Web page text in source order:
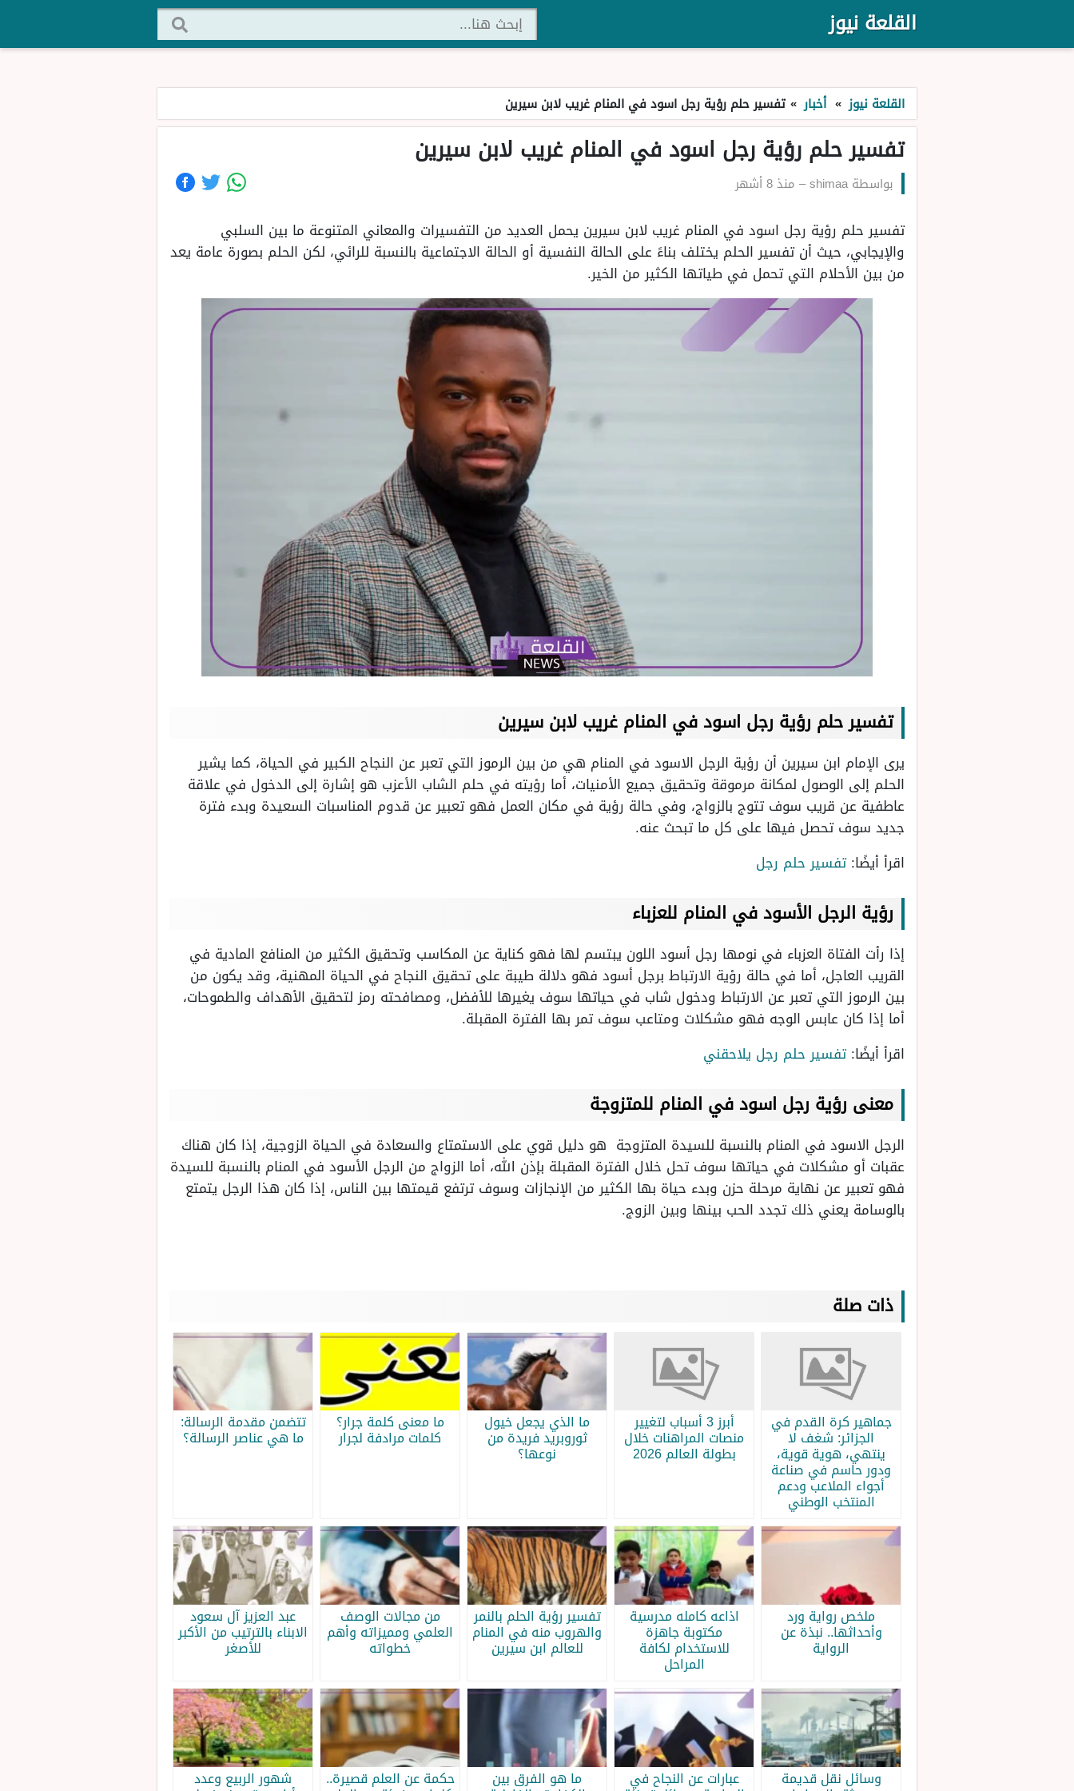
القلعة نيوز
القلعة نيوز » أخبار » تفسير حلم رؤية رجل اسود في المنام غريب لابن سيرين
تفسير حلم رؤية رجل اسود في المنام غريب لابن سيرين
بواسطةshimaa
– منذ 8 أشهر
تفسير حلم رؤية رجل اسود في المنام غريب لابن سيرين يحمل العديد من التفسيرات والمعاني المتنوعة ما بين السلبي
والإيجابي، حيث أن تفسير الحلم يختلف بناءً على الحالة النفسية أو الحالة الاجتماعية بالنسبة للرائي، لكن الحلم بصورة عامة يعد
من بين الأحلام التي تحمل في طياتها الكثير من الخير.
تفسير حلم رؤية رجل اسود في المنام غريب لابن سيرين
يرى الإمام ابن سيرين أن رؤية الرجل الاسود في المنام هي من بين الرموز التي تعبر عن النجاح الكبير في الحياة، كما يشير
الحلم إلى الوصول لمكانة مرموقة وتحقيق جميع الأمنيات، أما رؤيته في حلم الشاب الأعزب هو إشارة إلى الدخول في علاقة
عاطفية عن قريب سوف تتوج بالزواج، وفي حالة رؤية في مكان العمل فهو تعبير عن قدوم المناسبات السعيدة وبدء فترة
جديد سوف تحصل فيها على كل ما تبحث عنه.
اقرأ أيضًا:تفسير حلم رجل
رؤية الرجل الأسود في المنام للعزباء
إذا رأت الفتاة العزباء في نومها رجل أسود اللون يبتسم لها فهو كناية عن المكاسب وتحقيق الكثير من المنافع المادية في
القريب العاجل، أما في حالة رؤية الارتباط برجل أسود فهو دلالة طيبة على تحقيق النجاح في الحياة المهنية، وقد يكون من
بين الرموز التي تعبر عن الارتباط ودخول شاب في حياتها سوف يغيرها للأفضل، ومصافحته رمز لتحقيق الأهداف والطموحات،
أما إذا كان عابس الوجه فهو مشكلات ومتاعب سوف تمر بها الفترة المقبلة.
اقرأ أيضًا:تفسير حلم رجل يلاحقني
معنى رؤية رجل اسود في المنام للمتزوجة
الرجل الاسود في المنام بالنسبة للسيدة المتزوجة هو دليل قوي على الاستمتاع والسعادة في الحياة الزوجية، إذا كان هناك
عقبات أو مشكلات في حياتها سوف تحل خلال الفترة المقبلة بإذن الله، أما الزواج من الرجل الأسود في المنام بالنسبة للسيدة
فهو تعبير عن نهاية مرحلة حزن وبدء حياة بها الكثير من الإنجازات وسوف ترتفع قيمتها بين الناس، إذا كان هذا الرجل يتمتع
بالوسامة يعني ذلك تجدد الحب بينها وبين الزوج.
ذات صلة
جماهير كرة القدم في
الجزائر: شغف لا
ينتهي، هوية قوية،
ودور حاسم في صناعة
أجواء الملاعب ودعم
المنتخب الوطني
أبرز 3 أسباب لتغيير
منصات المراهنات خلال
بطولة العالم 2026
ما الذي يجعل خيول
ثوروبريد فريدة من
نوعها؟
ما معنى كلمة جرار؟
كلمات مرادفة لجرار
تتضمن مقدمة الرسالة:
ما هي عناصر الرسالة؟
ملخص رواية ورد
وأحداثها.. نبذة عن
الرواية
اذاعه كامله مدرسية
مكتوبة جاهزة
للاستخدام لكافة
المراحل
تفسير رؤية الحلم بالنمر
والهروب منه في المنام
للعالم ابن سيرين
من مجالات الوصف
العلمي ومميزاته وأهم
خطواته
عبد العزيز آل سعود
الابناء بالترتيب من الأكبر
للأصغر
وسائل نقل قديمة عبارات عن النجاح في ما هو الفرق بين حكمة عن العلم قصيرة.. شهور الربيع وعدد